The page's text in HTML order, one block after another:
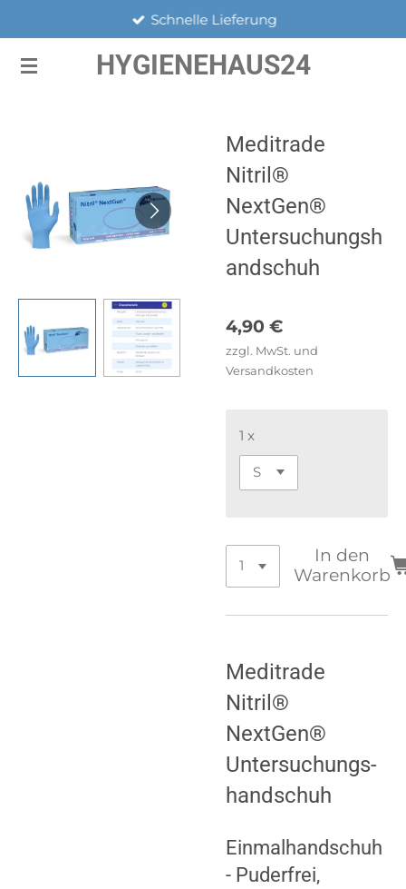
springen
HYGIENEHAUS24
Schnelle Lieferung
Meditrade
Nitril®
NextGen®
Untersuchungsh
andschuh
4,90 €
zzgl. MwSt. und
Versandkosten
1 x
In den
Warenkorb
Meditrade
Nitril®
NextGen®
Untersuchungs-
handschuh
Einmalhandschuh
- Puderfrei,